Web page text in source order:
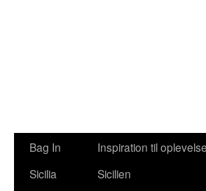
Bag In
Sicilia
Inspiration til
Sicilien